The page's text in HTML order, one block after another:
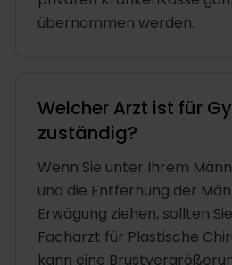
übernommen werden.
Welcher Arzt ist für
zuständig?
Wenn Sie unter Ihrem
und die Entfernung der
Erwägung ziehen, sollten
Facharzt für Plastische
kann eine